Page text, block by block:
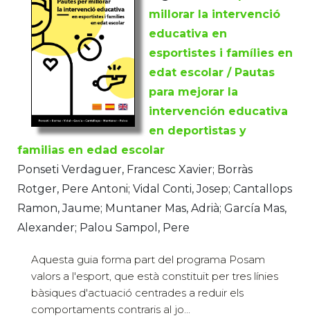
millorar la intervenció
educativa en
esportistes i famílies en
edat escolar / Pautas
para mejorar la
intervención educativa
en deportistas y
familias en edad escolar
Ponseti Verdaguer, Francesc Xavier; Borràs
Rotger, Pere Antoni; Vidal Conti, Josep; Cantallops
Ramon, Jaume; Muntaner Mas, Adrià; García Mas,
Alexander; Palou Sampol, Pere
Aquesta guia forma part del programa Posam
valors a l'esport, que està constituït per tres línies
bàsiques d'actuació centrades a reduir els
comportaments contraris al jo...